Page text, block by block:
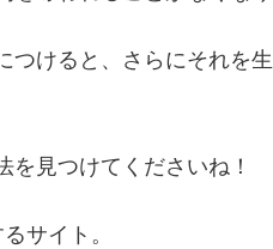
つけると、さらにそれを
見つけてくださいね！
サイト。